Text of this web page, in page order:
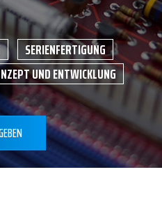
SERIENFERTIGUNG
UND ENTWICKLUNG